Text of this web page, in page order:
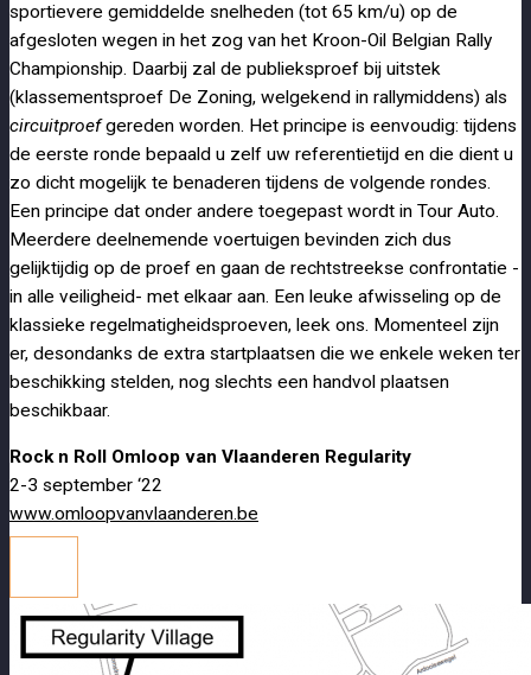
sportievere gemiddelde snelheden (tot 65 km/u) op de
afgesloten wegen in het zog van het Kroon-Oil Belgian Rally
Championship. Daarbij zal de publieksproef bij uitstek
(klassementsproef De Zoning, welgekend in rallymiddens) als
circuitproefgereden worden. Het principe is eenvoudig: tijdens
de eerste ronde bepaald u zelf uw referentietijd en die dient u
zo dicht mogelijk te benaderen tijdens de volgende rondes.
Een principe dat onder andere toegepast wordt in Tour Auto.
Meerdere deelnemende voertuigen bevinden zich dus
gelijktijdig op de proef en gaan de rechtstreekse confrontatie -
in alle veiligheid- met elkaar aan. Een leuke afwisseling op de
klassieke regelmatigheidsproeven, leek ons. Momenteel zijn
er, desondanks de extra startplaatsen die we enkele weken ter
beschikking stelden, nog slechts een handvol plaatsen
beschikbaar.
Rock n Roll Omloop van Vlaanderen Regularity
2-3 september ‘22
www.omloopvanvlaanderen.be